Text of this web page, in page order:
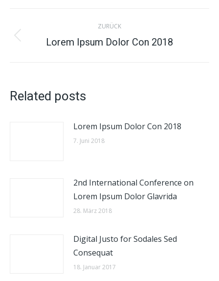
Kommentarnavigation
ZURÜCK
Vorheriger
Lorem Ipsum Dolor Con 2018
Related posts
Lorem Ipsum Dolor Con 2018
7. Juni 2018
2nd International Conference on
Lorem Ipsum Dolor Glavrida
28. März 2018
Digital Justo for Sodales Sed
Consequat
18. Januar 2017